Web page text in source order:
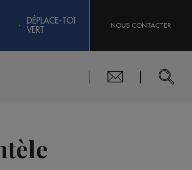
DÉPLACE-TOI
VERT
NOUS CONTACTER